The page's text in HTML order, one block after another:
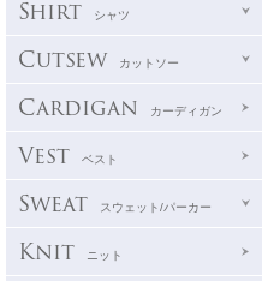
Shirt シャツ
Cutsew カットソー
Cardigan カーディガン
Vest ベスト
Sweat スウェット/パーカー
Knit ニット